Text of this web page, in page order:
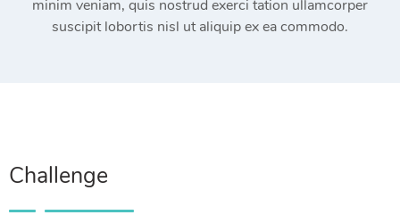
minim veniam, quis nostrud exerci tation ullamcorper
suscipit lobortis nisl ut aliquip ex ea commodo.
Challenge